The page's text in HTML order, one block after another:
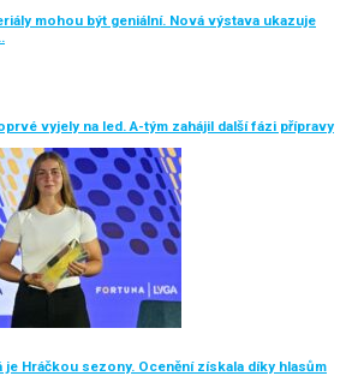
mohou být geniální. Nová výstava ukazuje
vyjely na led. A-tým zahájil další fázi přípravy
je Hráčkou sezony. Ocenění získala díky hlasům